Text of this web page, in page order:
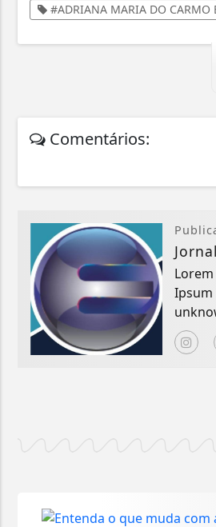
#ADRIANA MARIA DO CARMO
Comentários:
Ipsum
book.